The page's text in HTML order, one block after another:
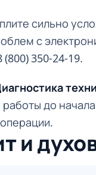
сильно
с
350-24-19.
работы до
и